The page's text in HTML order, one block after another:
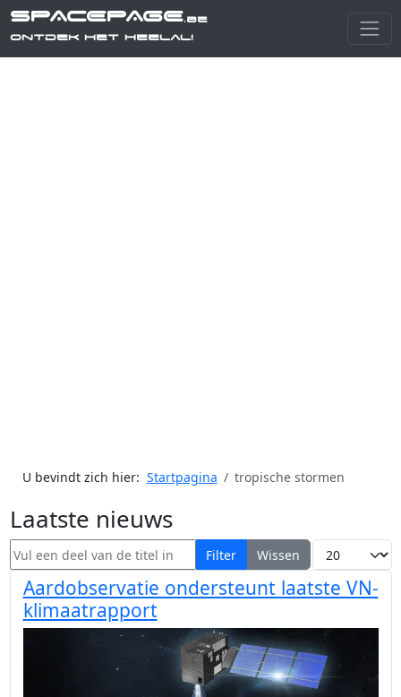
SPACEPAGE.be
Ontdek het heelal!
U bevindt zich hier: Startpagina tropische stormen
Laatste nieuws
Vul een deel van de titel in Filter Wissen Toon #
Aardobservatie ondersteunt laatste VN-
klimaatrapport